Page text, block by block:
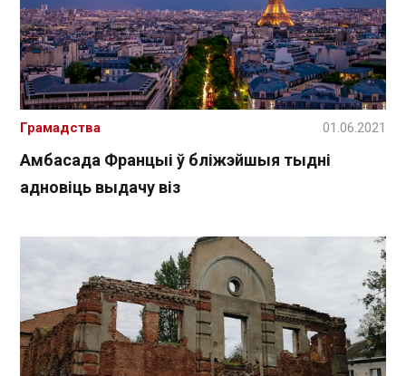
Амбасада Францыі ў бліжэйшыя тыдні
адновіць выдачу віз
Грамадства 01.06.2021